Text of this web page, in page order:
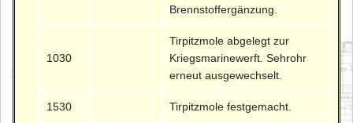
Brennstoffergänzung.
1030
Tirpitzmole abgelegt zur
Kriegsmarinewerft. Sehrohr
erneut ausgewechselt.
1530 Tirpitzmole festgemacht.